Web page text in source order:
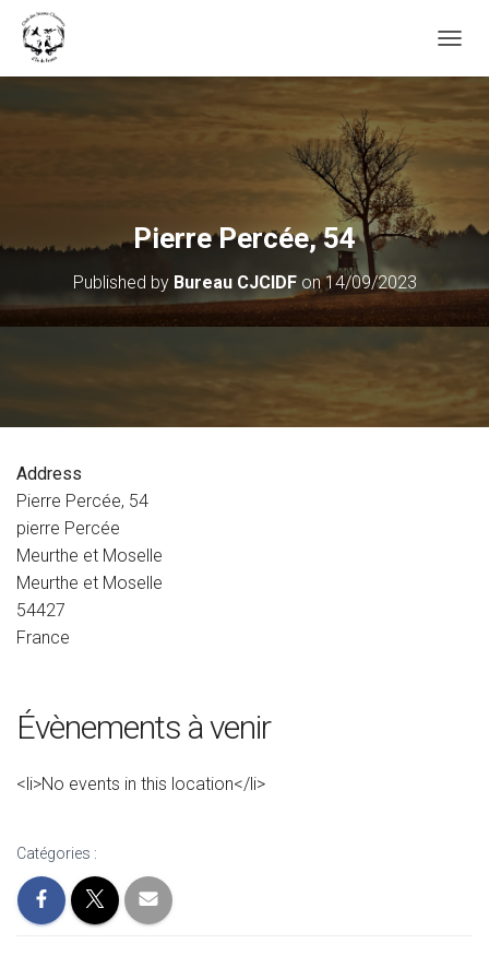
Pierre Percée, 54
Published by Bureau CJCIDFon14/09/2023
Address
Pierre Percée, 54
pierre Percée
Meurthe et Moselle
Meurthe et Moselle
54427
France
Évènements à venir
<li>No events in this location</li>
Catégories :